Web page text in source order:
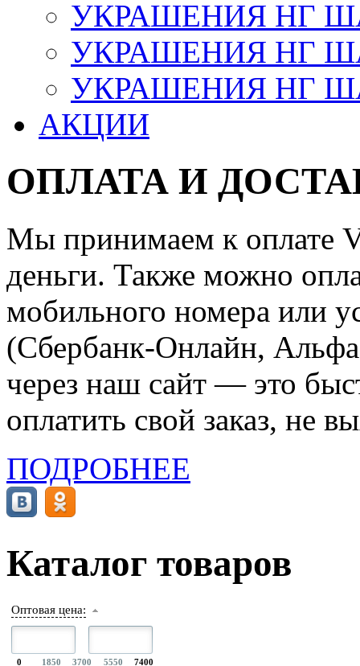
УКРАШЕНИЯ НГ
УКРАШЕНИЯ НГ
УКРАШЕНИЯ НГ
АКЦИИ
ОПЛАТА И
Мы принимаем к оплате
деньги. Также можно
мобильного номера или
(Сбербанк-Онлайн,
через наш сайт — это
оплатить свой заказ, не
ПОДРОБНЕЕ
Каталог товаров
Оптовая цена:
0 1850 3700 5550 7400